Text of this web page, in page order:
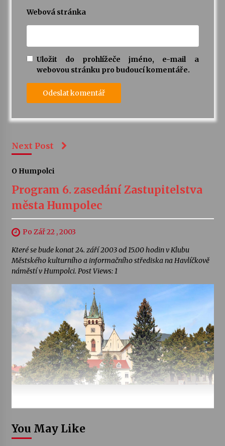
Webová stránka
Uložit do prohlížeče jméno, e-mail a
webovou stránku pro budoucí komentáře.
Next Post
O Humpolci
Program 6. zasedání Zastupitelstva
města Humpolec
Po Zář 22 , 2003
Které se bude konat 24. září 2003 od 15.00 hodin v Klubu
Městského kulturního a informačního střediska na Havlíčkově
náměstí v Humpolci. Post Views: 1
You May Like